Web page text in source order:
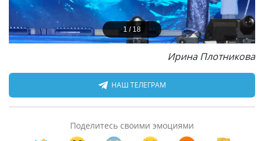
1/18
Ирина Плотникова
НАШ ТЕЛЕГРАМ
Поделитесь своими эмоциями